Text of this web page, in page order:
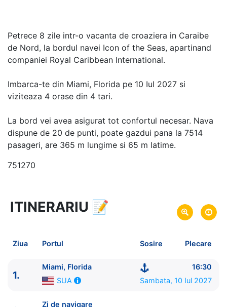
Petrece 8 zile intr-o vacanta de croaziera in Caraibe
de Nord, la bordul navei Icon of the Seas, apartinand
companiei Royal Caribbean International.
Imbarca-te din Miami, Florida pe 10 Iul 2027 si
viziteaza 4 orase din 4 tari.
La bord vei avea asigurat tot confortul necesar. Nava
dispune de 20 de punti, poate gazdui pana la 7514
pasageri, are 365 m lungime si 65 m latime.
751270
8 zile vacanta de croaziera in
link oferta
Plecare pe 10 Iul 2027 din Miami, Florida, SUA
Royal Caribbean International
ITINERARIU 📝
Ziua Portul Sosire Plecare
1.
Miami, Florida
16:30
SUA
Sambata, 10 Iul 2027
Zi de navigare